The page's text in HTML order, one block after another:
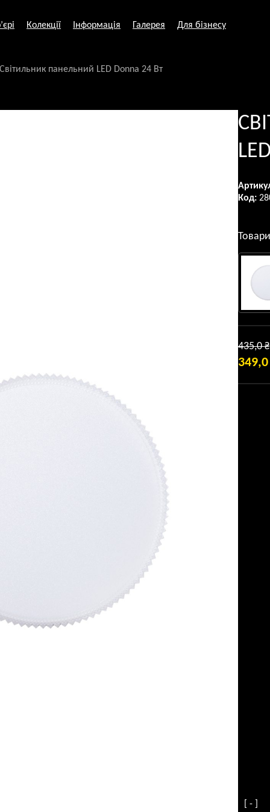
Колекції Інформація Галерея Для бізнесу
Світильник панельний LED Donna 24 Вт
Код:
435,0₴
349,0
[ - ]